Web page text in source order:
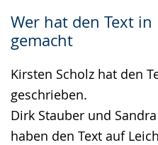
Wer hat den Text in
gemacht
Kirsten Scholz hat den
geschrieben.
Dirk Stauber und
haben den Text auf